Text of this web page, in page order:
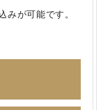
みが可能です。